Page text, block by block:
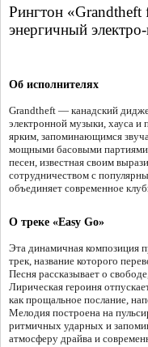
Рингтон «Grandtheft
энергичный
Об исполнителях
Grandtheft — канадский
электронной музыки, хауса и
ярким, запоминающимся
мощными басовыми
песен, известная своим
сотрудничеством с
объединяет современное
О треке «Easy Go»
Эта динамичная композиция
трек, название которого
Песня рассказывает о
Лирическая героиня
как прощальное послание,
Мелодия построена на
ритмичных ударных и
атмосферу драйва и